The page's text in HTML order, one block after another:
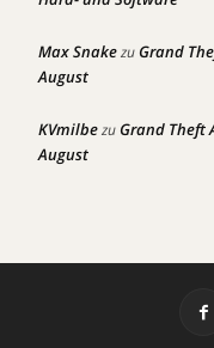
Max SnakezuGrand
August
KVmilbezuGrand Theft
August